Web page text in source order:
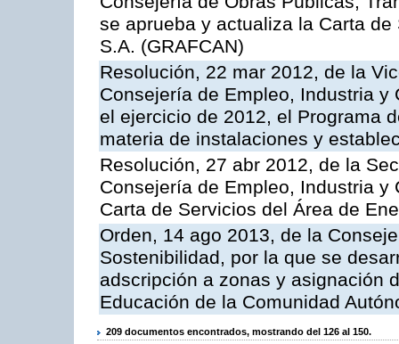
se aprueba y actualiza la Carta
S.A. (GRAFCAN)
Resolución, 22 mar 2012, de la
Consejería de Empleo, Industria
el ejercicio de 2012, el Programa
materia de instalaciones y
Resolución, 27 abr 2012, de la
Consejería de Empleo, Industria
Carta de Servicios del Área de
Orden, 14 ago 2013, de la
Sostenibilidad, por la que se
adscripción a zonas y asignación
Educación de la Comunidad
209 documentos encontrados, mostrando del 126 al 150.